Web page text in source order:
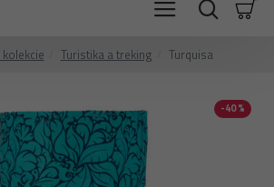
Turistika a treking Turquisa
-40 %